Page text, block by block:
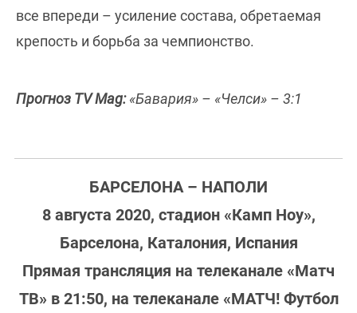
все впереди – усиление состава, обретаемая
крепость и борьба за чемпионство.
Прогноз TV Mag:«Бавария» – «Челси» – 3:1
БАРСЕЛОНА – НАПОЛИ
8 августа 2020, стадион «Камп Ноу»,
Барселона, Каталония, Испания
Прямая трансляция на телеканале «Матч
ТВ» в 21:50, на телеканале «МАТЧ! Футбол